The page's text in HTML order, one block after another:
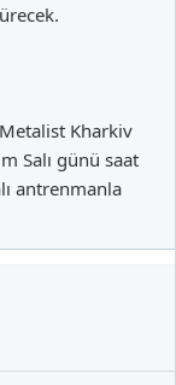
Kharkiv
Salı günü saat
antrenmanla